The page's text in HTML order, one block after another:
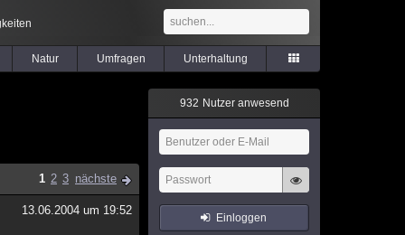
Natur Umfragen Unterhaltung
1 2 3 nächste
13.06.2004 um 19:52
932 Nutzer anwesend
Einloggen